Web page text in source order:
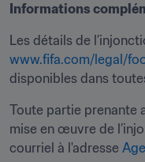
Informations
www.fifa.com/legal/
disponibles dans
Toute partie prenante
mise en œuvre de
courriel à l'adresse